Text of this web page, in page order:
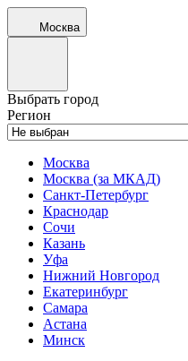
Москва
Выбрать город
Регион
Москва
Москва (за МКАД)
Санкт-Петербург
Краснодар
Сочи
Казань
Уфа
Нижний Новгород
Екатеринбург
Самара
Астана
Минск